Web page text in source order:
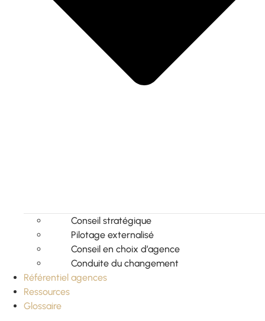
Conseil stratégique
Pilotage externalisé
Conseil en choix d’agence
Conduite du changement
Référentiel agences
Ressources
Glossaire